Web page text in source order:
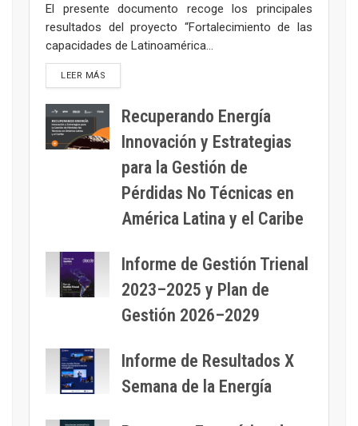
El presente documento recoge los principales
resultados del proyecto “Fortalecimiento de las
capacidades de Latinoamérica...
LEER MÁS
Recuperando Energía
Innovación y Estrategias
para la Gestión de
Pérdidas No Técnicas en
América Latina y el Caribe
Informe de Gestión Trienal
2023–2025 y Plan de
Gestión 2026–2029
Informe de Resultados X
Semana de la Energía